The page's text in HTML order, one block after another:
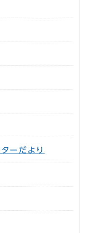
ーだより